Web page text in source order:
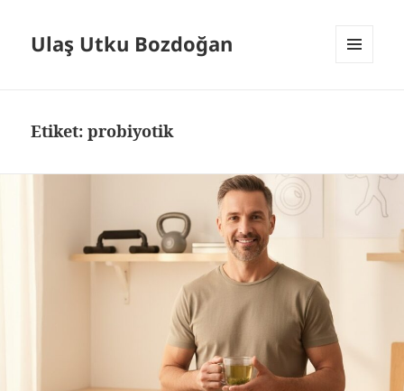
Ulaş Utku Bozdoğan
Etiket:probiyotik